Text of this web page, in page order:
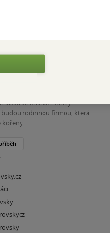
láska ke knihám. Knihy
budou rodinnou firmou, která
kořeny.